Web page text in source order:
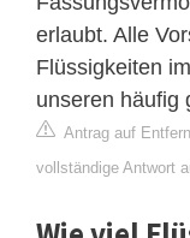
erlaubt. Alle
Flüssigkeiten
unseren häufig
Antrag auf
vollständige Antwort